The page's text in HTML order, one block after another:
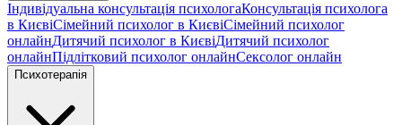
Індивідуальна консультація психологаКонсультація психолога
в КиєвіСімейний психолог в КиєвіСімейний психолог
онлайнДитячий психолог в КиєвіДитячий психолог
онлайнПідлітковий психолог онлайнСексолог онлайн
Психотерапія